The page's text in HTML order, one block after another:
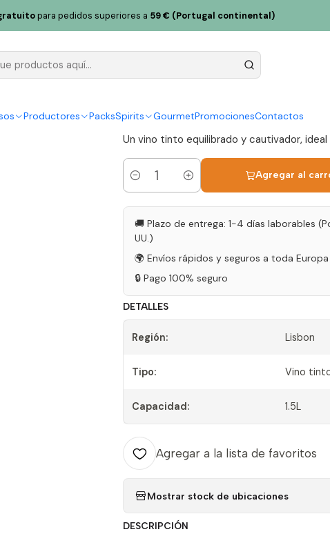
Productores PacksSpirits GourmetPromocionesContactos
para pedidos superiores a 59 € (Portugal continental)
Tinto Magnum 2018 Lisboa Tinto 1,5L
Quinta de
|
Un vino tinto equilibrado y cautivador,
Cantidad
Agregar al
🚚 Plazo de entrega: 1-4 días laborables
UU.)
🌍 Envíos rápidos y seguros a toda
🔒 Pago 100% seguro
DETALLES
Región: Lisbon
Tipo: Vino
Capacidad: 1.5L
Agregar a la lista de favoritos
Mostrar stock de ubicaciones
DESCRIPCIÓN